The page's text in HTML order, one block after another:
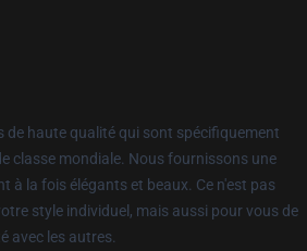
haute qualité qui sont spécifiquement
classe mondiale. Nous fournissons une
à la fois élégants et beaux. Ce n'est pas
style individuel, mais aussi pour vous de
avec les autres.